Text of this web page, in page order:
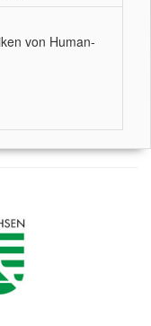
von Human-